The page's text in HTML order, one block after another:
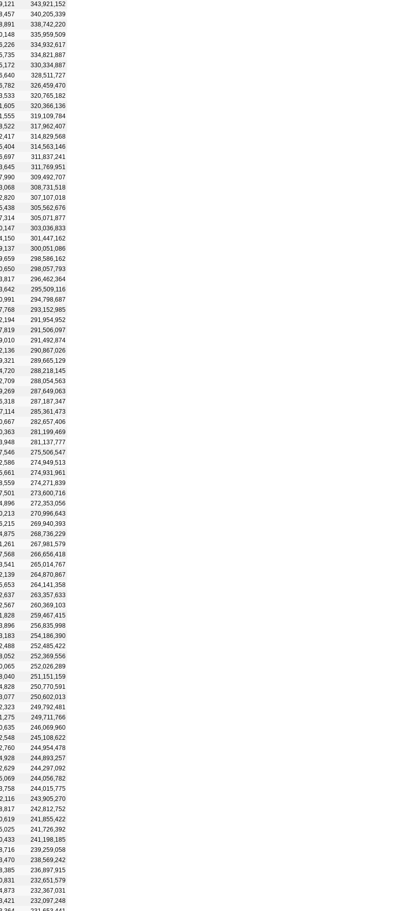
343,921,152
340,205,339
338,742,220
335,959,509
334,932,617
334,821,887
330,334,887
328,511,727
326,459,470
320,765,182
320,366,136
319,109,784
317,962,407
314,829,568
314,563,146
311,837,241
311,769,951
309,492,707
308,731,518
307,107,018
305,562,676
305,071,877
303,036,833
301,447,162
300,051,086
298,586,162
298,057,793
296,462,364
295,509,116
294,798,687
293,152,985
291,954,952
291,506,097
291,492,874
290,867,026
289,665,129
288,218,145
288,054,563
287,649,063
287,187,347
285,361,473
282,657,406
281,199,469
281,137,777
275,506,547
274,949,513
274,931,961
274,271,839
273,600,716
272,353,056
270,996,643
269,940,393
268,736,229
267,981,579
266,656,418
265,014,767
264,870,867
264,141,358
263,357,633
260,369,103
259,467,415
256,835,998
254,186,390
252,485,422
252,369,556
252,026,289
251,151,159
250,770,591
250,602,013
249,792,481
249,711,766
246,069,960
245,108,622
244,954,478
244,893,257
244,297,092
244,056,782
244,015,775
243,905,270
242,812,752
241,855,422
241,726,392
241,198,185
239,259,058
238,569,242
236,897,915
232,651,579
232,367,031
232,097,248